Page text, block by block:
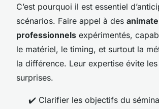
C’est pourquoi il est essentiel
scénarios. Faire appel à des
professionnels expérimentés,
le matériel, le timing, et surtout la
la différence. Leur expertise évite
surprises.
✔️ Clarifier les objectifs du